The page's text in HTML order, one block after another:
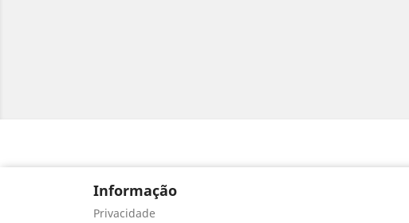
Informação
Privacidade